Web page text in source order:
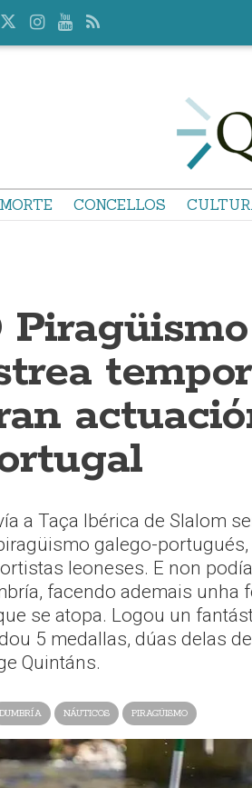
CONCELLOS
a Taça Ibérica de Slalom
galego-
leoneses. E non
facendo ademais unha
se atopa. Logou un
5 medallas, dúas delas
Quintáns.
DUMBRÍA NÁUTICOS PIRAGÜISMO